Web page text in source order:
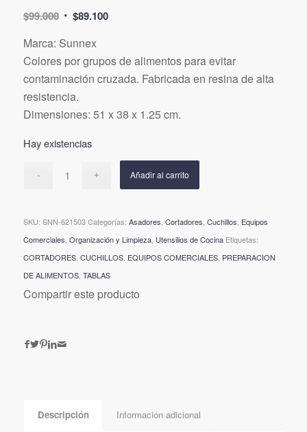
$99.000 El
original
era:
$99.000.
$89.100El
es:
$89.100.
Marca: Sunnex
Colores por grupos de alimentos para evitar
contaminación cruzada. Fabricada en resina de alta
resistencia.
Dimensiones: 51 x 38 x 1.25 cm.
Hay existencias
Añadir al carrito
SKU: SNN-621503 Categorías: Asadores Cortadores Cuchillos Equipos
Comerciales Organización y Limpieza, Utensilios de Cocina Etiquetas:
CORTADORES, CUCHILLOS, EQUIPOS COMERCIALES, PREPARACION
DE ALIMENTOS, TABLAS
Compartir este producto
Descripción Información adicional